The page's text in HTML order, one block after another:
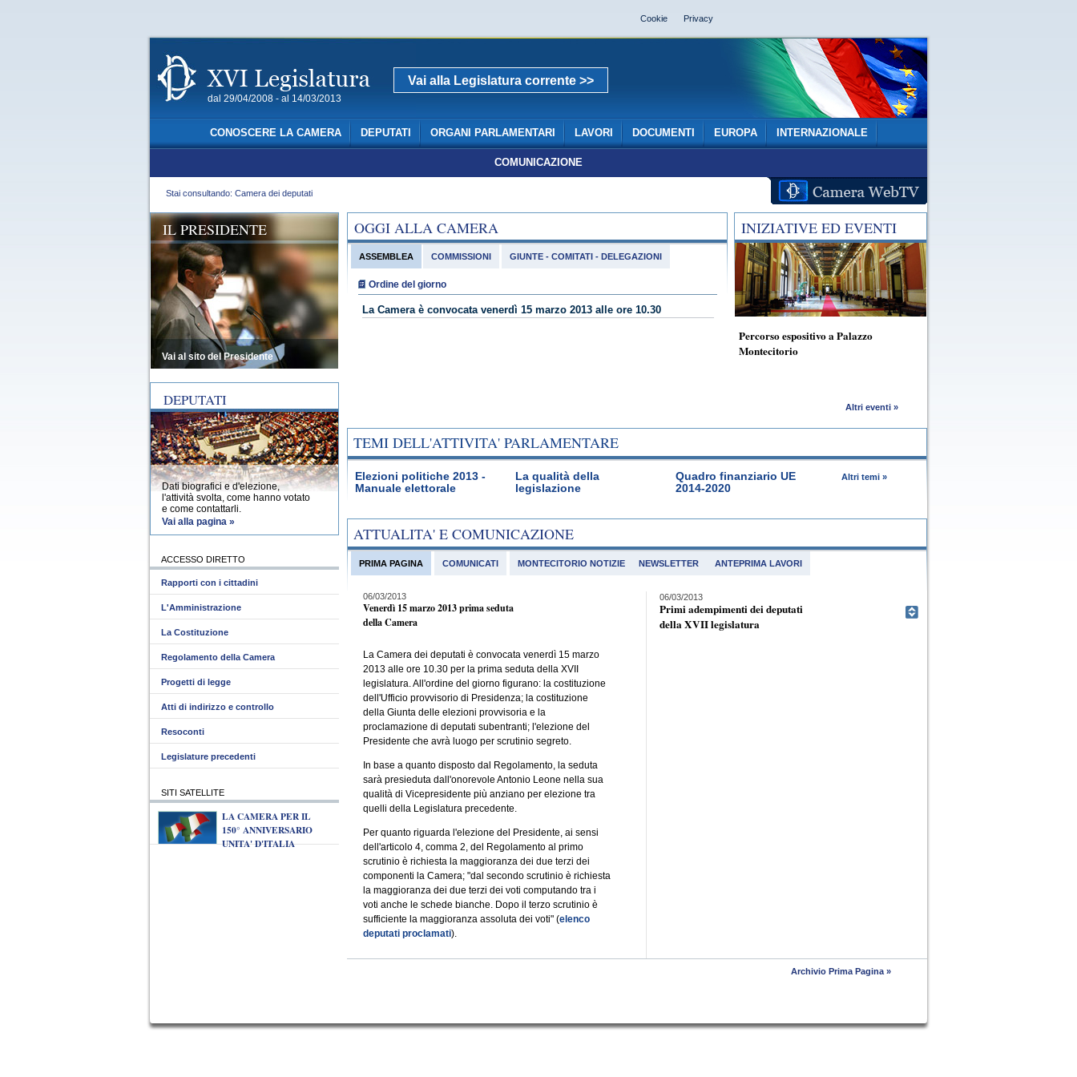
Cookie Privacy
dal 29/04/2008 - al 14/03/2013
Vai alla Legislatura corrente >>
CONOSCERE LA CAMERA DEPUTATI ORGANI PARLAMENTARI LAVORI DOCUMENTI EUROPA INTERNAZIONALE
COMUNICAZIONE
Stai consultando: Camera dei deputati
OGGI ALLA CAMERA
ASSEMBLEA
Ordine del giorno
La Camera è convocata venerdì 15 marzo 2013 alle ore 10.30
COMMISSIONI GIUNTE - COMITATI - DELEGAZIONI
INIZIATIVE ED EVENTI
Percorso espositivo a Palazzo
Montecitorio
Altri eventi »
TEMI DELL'ATTIVITA' PARLAMENTARE
Elezioni politiche 2013 -
Manuale elettorale
La qualità della
legislazione
Quadro finanziario UE
2014-2020
Altri temi »
ATTUALITA' E COMUNICAZIONE
PRIMA PAGINA
06/03/2013
Venerdì 15 marzo 2013 prima seduta
della Camera
La Camera dei deputati è convocata venerdì 15 marzo
2013 alle ore 10.30 per la prima seduta della XVII
legislatura. All'ordine del giorno figurano: la costituzione
dell'Ufficio provvisorio di Presidenza; la costituzione
della Giunta delle elezioni provvisoria e la
proclamazione di deputati subentranti; l'elezione del
Presidente che avrà luogo per scrutinio segreto.
In base a quanto disposto dal Regolamento, la seduta
sarà presieduta dall'onorevole Antonio Leone nella sua
qualità di Vicepresidente più anziano per elezione tra
quelli della Legislatura precedente.
Per quanto riguarda l'elezione del Presidente, ai sensi
dell'articolo 4, comma 2, del Regolamento al primo
scrutinio è richiesta la maggioranza dei due terzi dei
componenti la Camera; "dal secondo scrutinio è richiesta
la maggioranza dei due terzi dei voti computando tra i
voti anche le schede bianche. Dopo il terzo scrutinio è
sufficiente la maggioranza assoluta dei voti" (elenco
deputati proclamati).
06/03/2013
Primi adempimenti dei deputati
della XVII legislatura
Archivio Prima Pagina »
COMUNICATI MONTECITORIO NOTIZIE ANTEPRIMA LAVORI
NEWSLETTER
IL PRESIDENTE
Vai al sito del Presidente
DEPUTATI
Dati biografici e d'elezione,
l'attività svolta, come hanno votato
e come contattarli.
Vai alla pagina »
ACCESSO DIRETTO
Rapporti con i cittadini
L'Amministrazione
La Costituzione
Regolamento della Camera
Progetti di legge
Atti di indirizzo e controllo
Resoconti
Legislature precedenti
SITI SATELLITE
LA CAMERA PER IL
150° ANNIVERSARIO
UNITA' D'ITALIA